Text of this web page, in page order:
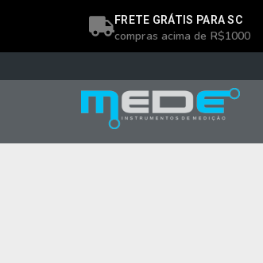
FRETE GRÁTIS PARA SC
compras acima de R$1000